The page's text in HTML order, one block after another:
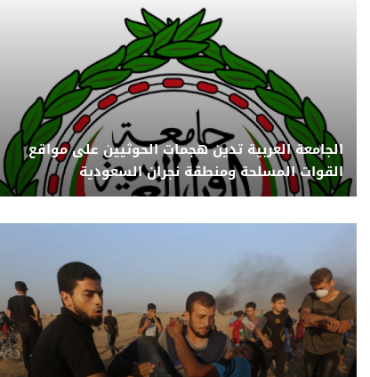
الجامعة العربية تدين هجمات الحوثيين على مواقع
القوات المسلحة ومنطقة نجران السعودية